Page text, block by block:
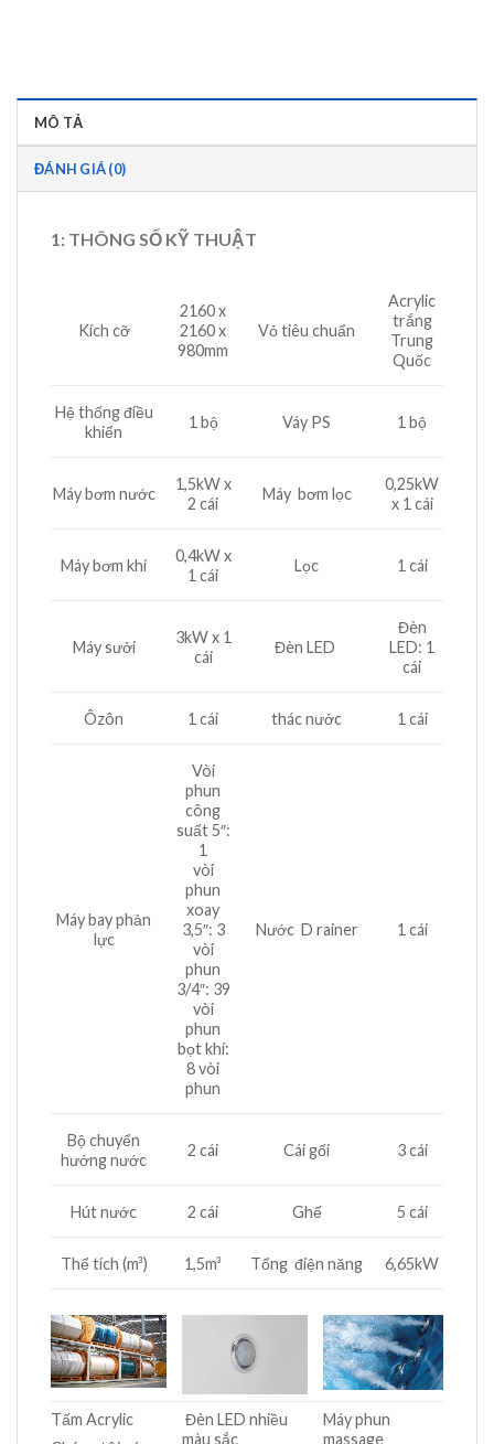
MÔ TẢ
ĐÁNH GIÁ (0)
1: THÔNG SỐ KỸ THUẬT
Kích cỡ
2160 x
2160 x
980mm
Vỏ tiêu chuẩn
Acrylic
trắng
Trung
Quốc
Hệ thống điều
khiển
1 bộ Váy PS 1 bộ
Máy bơm nước
1,5kW x
2 cái
Máy bơm lọc
0,25kW
x 1 cái
Máy bơm khí
0,4kW x
1 cái
Lọc 1 cái
Máy sưởi
3kW x 1
cái
Đèn LED ​
Đèn
LED: 1
cái
Ôzôn 1 cái thác nước 1 cái
Máy bay phản
lực
Vòi
phun
công
suất 5″:
1
vòi
phun
xoay
3,5″: 3
vòi
phun
3/4″: 39
vòi
phun
bọt khí:
8 vòi
phun
Nước D rainer 1 cái
Bộ chuyển
hướng nước
2 cái Cái gối 3 cái
Hút nước 2 cái Ghế 5 cái
Thể tích (m³) 1,5m³ Tổng điện năng 6,65kW
Tấm Acrylic
Đèn LED nhiều
màu sắc
Máy phun
massage